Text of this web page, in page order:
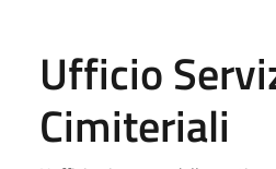
Ufficio
Cimiteriali